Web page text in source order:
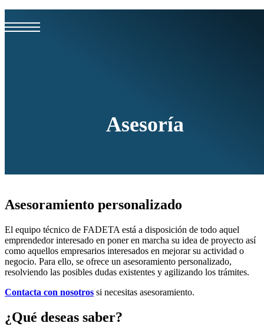
Asesoría
Asesoramiento personalizado
El equipo técnico de FADETA está a disposición de todo aquel
emprendedor interesado en poner en marcha su idea de proyecto así
como aquellos empresarios interesados en mejorar su actividad o
negocio. Para ello, se ofrece un asesoramiento personalizado,
resolviendo las posibles dudas existentes y agilizando los trámites.
Contacta con nosotros si necesitas asesoramiento.
¿Qué deseas saber?